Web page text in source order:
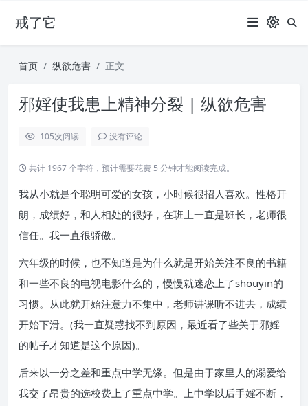
戒了它
首页 纵欲危害 正文
邪婬使我患上精神分裂 | 纵欲危害
105次阅读 没有评论
共计 1967 个字符，预计需要花费 5 分钟才能阅读完成。
我从小就是个聪明可爱的女孩，小时候很招人喜欢。性格开
朗，成绩好，和人相处的很好，在班上一直是班长，老师很
信任。我一直很骄傲。
六年级的时候，也不知道是为什么就是开始关注不良的书籍
和一些不良的电视电影什么的，慢慢就迷恋上了shouyin的
习惯。从此就开始注意力不集中，老师讲课听不进去，成绩
开始下滑。(我一直疑惑找不到原因，最近看了些关于邪婬
的帖子才知道是这个原因)。
后来以一分之差和重点中学无缘。但是由于家里人的溺爱给
我交了昂贵的选校费上了重点中学。上中学以后手婬不断，